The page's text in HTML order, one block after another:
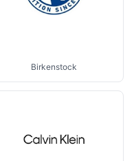
Birkenstock